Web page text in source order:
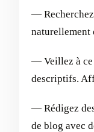
—
naturellement
— Veillez à ce
descriptifs.
— Rédigez
de blog avec